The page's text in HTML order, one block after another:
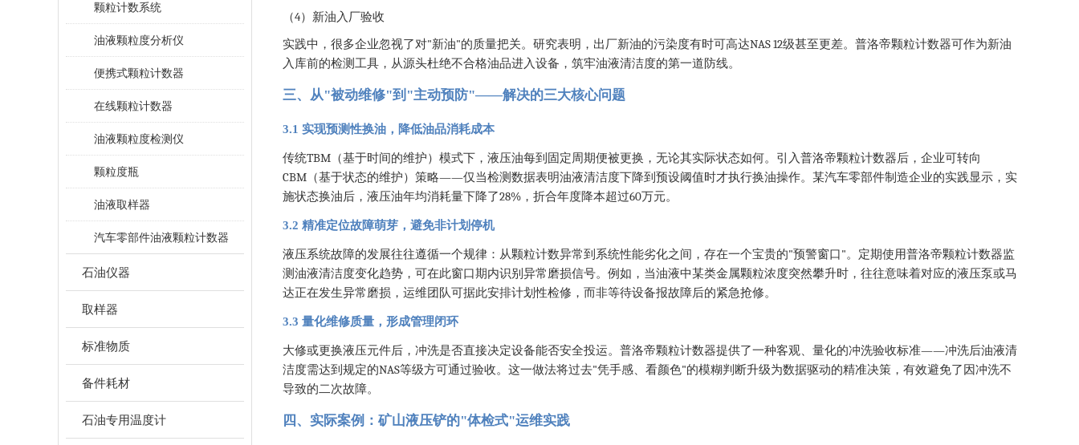
颗粒计数系统
油液颗粒度分析仪
便携式颗粒计数器
在线颗粒计数器
油液颗粒度检测仪
颗粒度瓶
油液取样器
汽车零部件油液颗粒计数器
石油仪器
取样器
标准物质
备件耗材
石油专用温度计
（4）新油入厂验收
实践中，很多企业忽视了对"新油"的质量把关。研究表明，出厂新油的污染度有时可高达NAS 12级甚至更差。普洛帝颗粒计数器可作为新油
入库前的检测工具，从源头杜绝不合格油品进入设备，筑牢油液清洁度的第一道防线。
三、从"被动维修"到"主动预防"——解决的三大核心问题
3.1 实现预测性换油，降低油品消耗成本
传统TBM （基于时间的维护）模式下，液压油每到固定周期便被更换，无论其实际状态如何。引入普洛帝颗粒计数器后，企业可转向
CBM （基于状态的维护）策略——仅当检测数据表明油液清洁度下降到预设阈值时才执行换油操作。某汽车零部件制造企业的实践显示，实
施状态换油后，液压油年均消耗量下降了28% ，折合年度降本超过60万元。
3.2 精准定位故障萌芽，避免非计划停机
液压系统故障的发展往往遵循一个规律：从颗粒计数异常到系统性能劣化之间，存在一个宝贵的"预警窗口"。定期使用普洛帝颗粒计数器监
测油液清洁度变化趋势，可在此窗口期内识别异常磨损信号。例如，当油液中某类金属颗粒浓度突然攀升时，往往意味着对应的液压泵或马
达正在发生异常磨损，运维团队可据此安排计划性检修，而非等待设备报故障后的紧急抢修。
3.3 量化维修质量，形成管理闭环
大修或更换液压元件后，冲洗是否直接决定设备能否安全投运。普洛帝颗粒计数器提供了一种客观、量化的冲洗验收标准——冲洗后油液清
洁度需达到规定的NAS等级方可通过验收。这一做法将过去"凭手感、看颜色"的模糊判断升级为数据驱动的精准决策，有效避免了因冲洗不
导致的二次故障。
四、实际案例：矿山液压铲的"体检式"运维实践